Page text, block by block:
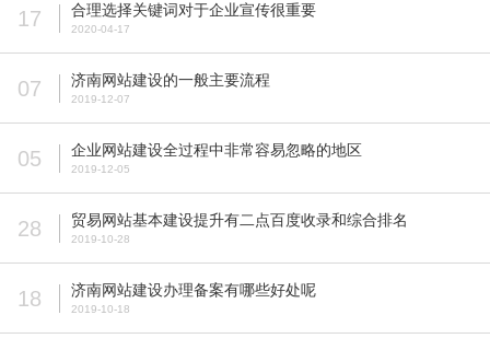
17 合理选择关键词对于企业宣传很重要
2020-04-17
07 济南网站建设的一般主要流程
2019-12-07
05 企业网站建设全过程中非常容易忽略的地区
2019-12-05
28 贸易网站基本建设提升有二点百度收录和综合排名
2019-10-28
18 济南网站建设办理备案有哪些好处呢
2019-10-18